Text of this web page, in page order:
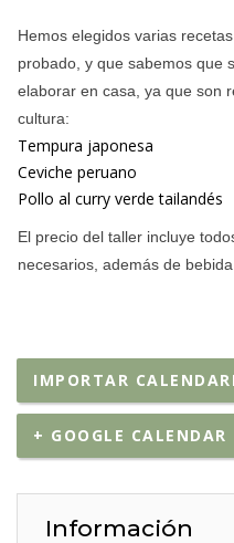
Hemos elegidos varias
probado, y que sabemos que
elaborar en casa, ya que son
cultura:
Tempura japonesa
Ceviche peruano
Pollo al curry verde tailandés
El precio del taller incluye
necesarios, además de
IMPORTAR
+ GOOGLE CALENDAR
Información